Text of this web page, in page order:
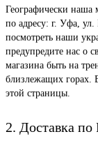
Географически наша
по адресу: г. Уфа,
посмотреть наши
предупредите нас о
магазина быть на
близлежащих горах.
этой страницы.
2. Доставка по